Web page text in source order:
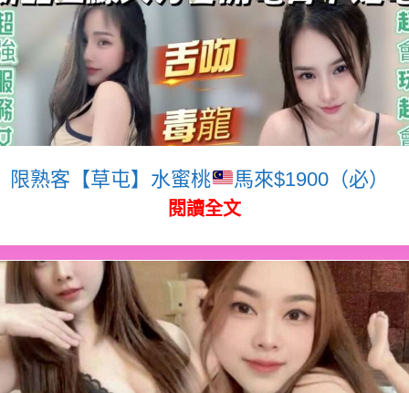
限熟客【草屯】水蜜桃 馬來$1900（必）
閱讀全文